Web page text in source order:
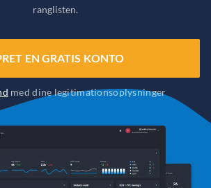
ranglisten.
EN GRATIS KONTO
med dine legitimationsoplysninger